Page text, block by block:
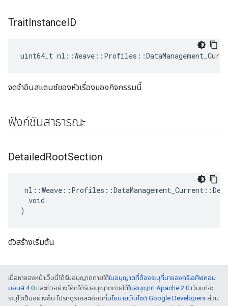
TraitInstanceID
uint64_t
จดจำอินสแตนซ์ของหัวเรื่องของกิจกรรมนี้
ฟังก์ชันสาธารณะ
DetailedRootSection
  void
)
ตัวสร้างเริ่มต้น
เนื้อหาของหน้าเว็บนี้ได้รับอนุญาตภายใต้ใบอนุญาตที่ต้องระบุที่มาของครีเอทีฟคอม
มอนส์ 4.0 และตัวอย่างโค้ดได้รับอนุญาตภายใต้ใบอนุญาต Apache 2.0 เว้นแต่จะ
ระบุไว้เป็นอย่างอื่น โปรดดูรายละเอียดที่นโยบายเว็บไซต์ Google Developers ส่วน